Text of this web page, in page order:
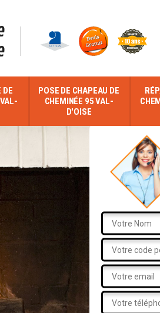
DE
POSE DE CHAPEAU DE
CHEMINÉE 95 VAL-
D'OISE